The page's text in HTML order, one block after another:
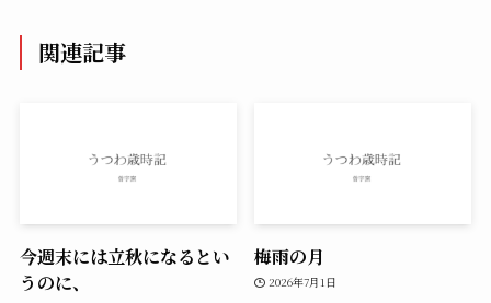
関連記事
今週末には立秋になるとい
うのに、
梅雨の月
2026年7月1日